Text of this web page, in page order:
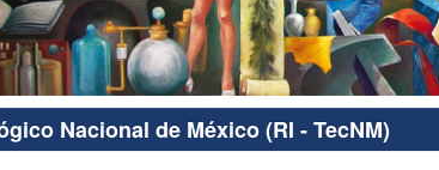
Nacional de México (RI - TecNM)